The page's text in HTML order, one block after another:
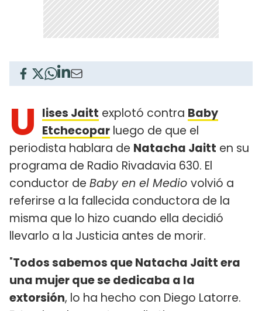
U lises Jaitt explotó contra Baby
Etchecopar luego de que el
periodista hablara de Natacha Jaitt en su
programa de Radio Rivadavia 630. El
conductor de Baby en el Medio volvió a
referirse a la fallecida conductora de la
misma que lo hizo cuando ella decidió
llevarlo a la Justicia antes de morir.
"Todos sabemos que Natacha Jaitt era
una mujer que se dedicaba a la
extorsión, lo ha hecho con Diego Latorre.